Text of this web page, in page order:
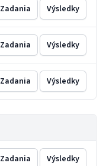
Zadania Výsledky
Zadania Výsledky
Zadania Výsledky
Zadania Výsledky